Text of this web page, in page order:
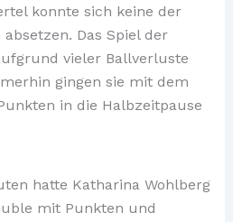
konnte sich keine der
Das Spiel der
vieler Ballverluste
gingen sie mit dem
in die Halbzeitpause
hatte Katharina Wohlberg
mit Punkten und